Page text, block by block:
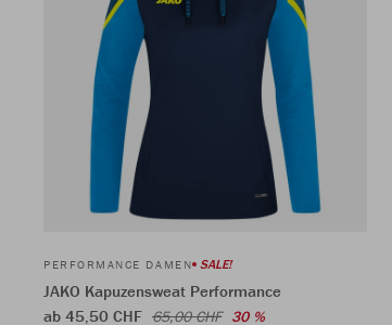
PERFORMANCE DAMEN SALE!
JAKO Kapuzensweat Performance
ab 45,50 CHF 65,00 CHF 30 %